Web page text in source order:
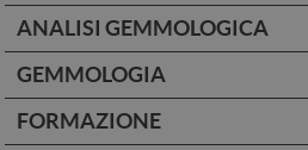
ANALISI GEMMOLOGICA
GEMMOLOGIA
FORMAZIONE